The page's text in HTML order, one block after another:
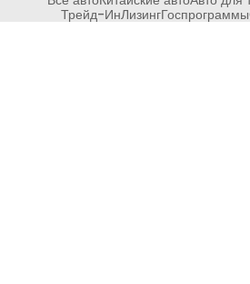
Трейд-ИнЛизингГоспрограммы